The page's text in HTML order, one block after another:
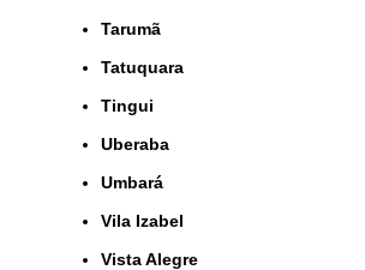
Tarumã
Tatuquara
Tingui
Uberaba
Umbará
Vila Izabel
Vista Alegre